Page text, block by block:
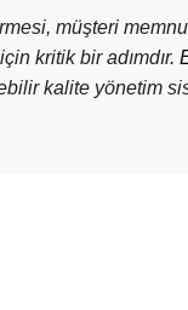
müşteri
kritik bir adımdır.
kalite yönetim